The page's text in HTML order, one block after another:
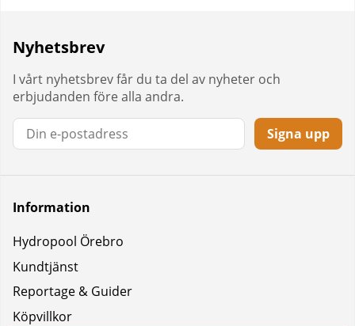
Nyhetsbrev
I vårt nyhetsbrev får du ta del av nyheter och
erbjudanden före alla andra.
Signa upp
Information
Hydropool Örebro
Kundtjänst
Reportage & Guider
Köpvillkor